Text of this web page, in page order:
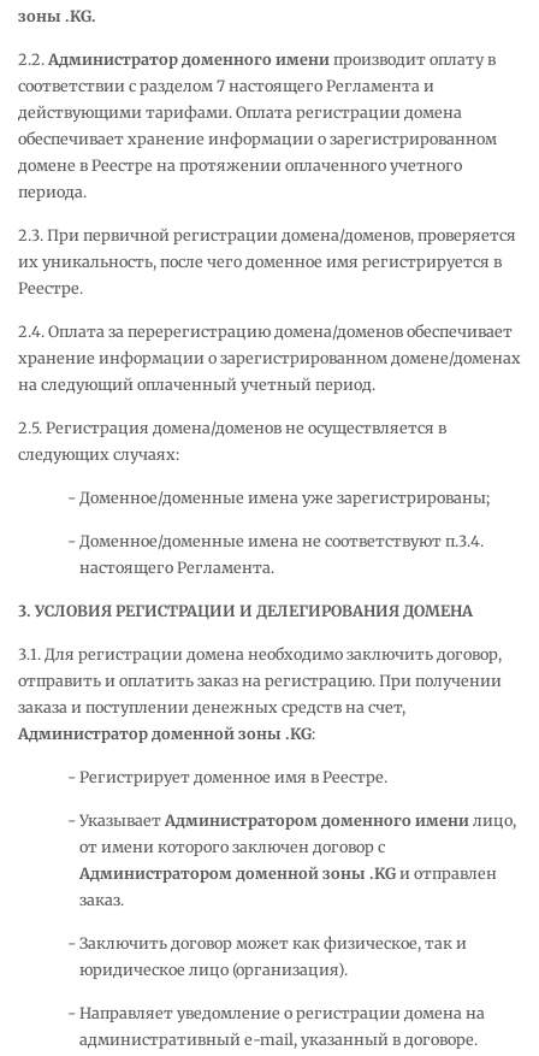
зоны .KG.
2.2. Администратор доменного имени производит оплату в
соответствии с разделом 7 настоящего Регламента и
действующими тарифами. Оплата регистрации домена
обеспечивает хранение информации о зарегистрированном
домене в Реестре на протяжении оплаченного учетного
периода.
2.3. При первичной регистрации домена/доменов, проверяется
их уникальность, после чего доменное имя регистрируется в
Реестре.
2.4. Оплата за перерегистрацию домена/доменов обеспечивает
хранение информации о зарегистрированном домене/доменах
на следующий оплаченный учетный период.
2.5. Регистрация домена/доменов не осуществляется в
следующих случаях:
Доменное/доменные имена уже зарегистрированы;
Доменное/доменные имена не соответствуют п.3.4.
настоящего Регламента.
3. УСЛОВИЯ РЕГИСТРАЦИИ И ДЕЛЕГИРОВАНИЯ ДОМЕНА
3.1. Для регистрации домена необходимо заключить договор,
отправить и оплатить заказ на регистрацию. При получении
заказа и поступлении денежных средств на счет,
Администратор доменной зоны .KG:
Регистрирует доменное имя в Реестре.
Указывает Администратором доменного именилицо,
от имени которого заключен договор с
Администратором доменной зоны .KGи отправлен
заказ.
Заключить договор может как физическое, так и
юридическое лицо (организация).
Направляет уведомление о регистрации домена на
административный e-mail, указанный в договоре.